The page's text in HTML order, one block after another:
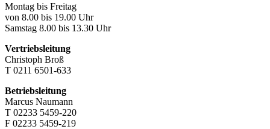
Montag bis Freitag
von 8.00 bis 19.00 Uhr
Samstag 8.00 bis 13.30 Uhr
Vertriebsleitung
Christoph Broß
T 0211 6501-633
Betriebsleitung
Marcus Naumann
T 02233 5459-220
F 02233 5459-219